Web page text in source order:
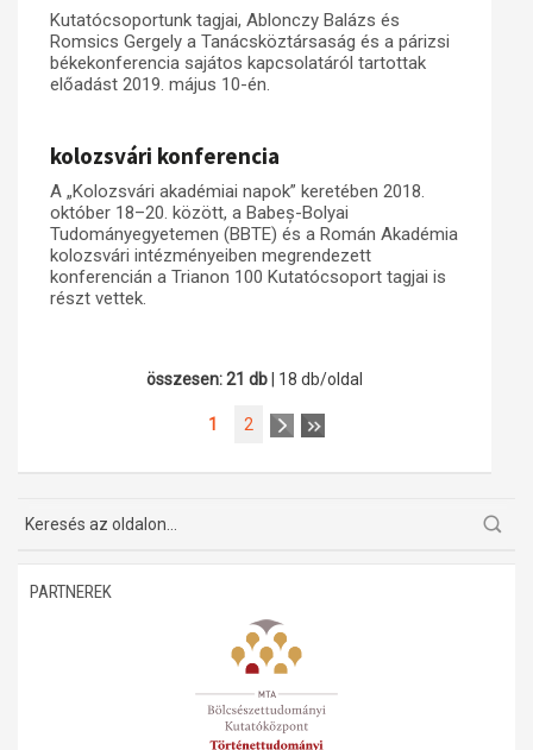
Kutatócsoportunk tagjai, Ablonczy Balázs és
Romsics Gergely a Tanácsköztársaság és a párizsi
békekonferencia sajátos kapcsolatáról tartottak
előadást 2019. május 10-én.
kolozsvári konferencia
A „Kolozsvári akadémiai napok” keretében 2018.
október 18–20. között, a Babeș-Bolyai
Tudományegyetemen (BBTE) és a Román Akadémia
kolozsvári intézményeiben megrendezett
konferencián a Trianon 100 Kutatócsoport tagjai is
részt vettek.
összesen: 21 db | 18 db/oldal
1 2
PARTNEREK